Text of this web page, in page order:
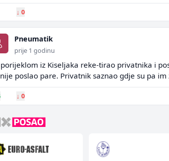
↓ 0
Pneumatik
prije 1 godinu
iz Kiseljaka reke-tirao privatnika i
poslao pare. Privatnik saznao gdje su pa im
↓ 0